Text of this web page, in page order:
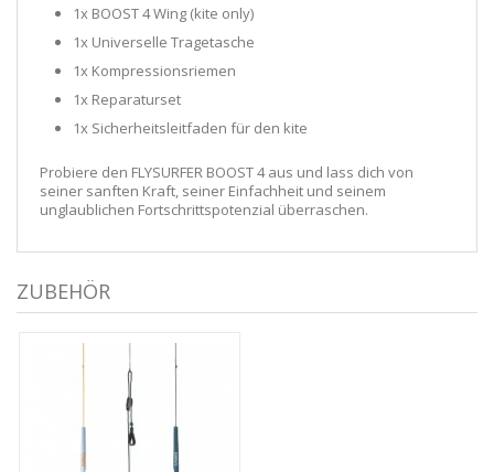
1x BOOST 4 Wing (kite only)
1x Universelle Tragetasche
1x Kompressionsriemen
1x Reparaturset
1x Sicherheitsleitfaden für den kite
Probiere den FLYSURFER BOOST 4 aus und lass dich von
seiner sanften Kraft, seiner Einfachheit und seinem
unglaublichen Fortschrittspotenzial überraschen.
ZUBEHÖR